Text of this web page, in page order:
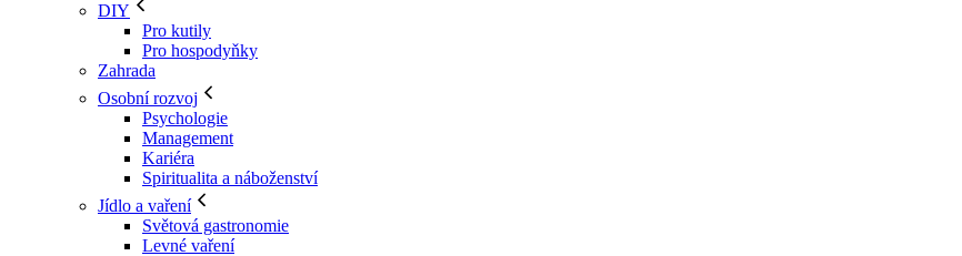
DIY
Pro kutily
Pro hospodyňky
Zahrada
Osobní rozvoj
Psychologie
Management
Kariéra
Spiritualita a náboženství
Jídlo a vaření
Světová gastronomie
Levné vaření